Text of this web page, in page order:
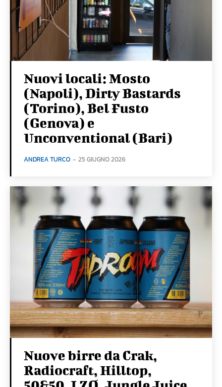
Nuovi locali: Mosto
(Napoli), Dirty Bastards
(Torino), Bel Fusto
(Genova) e
Unconventional (Bari)
ANDREA TURCO - 25 GIUGNO 2026
Nuove birre da Crak,
Radiocraft, Hilltop,